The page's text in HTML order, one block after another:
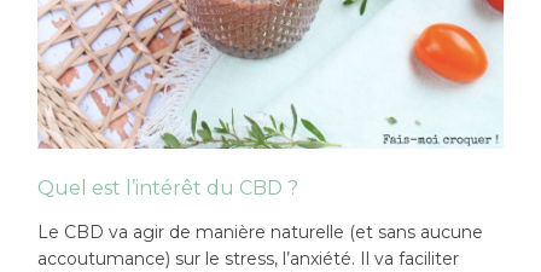
Quel est l’intérêt du CBD ?
Le CBD va agir de manière naturelle (et sans aucune
accoutumance) sur le stress, l’anxiété. Il va faciliter